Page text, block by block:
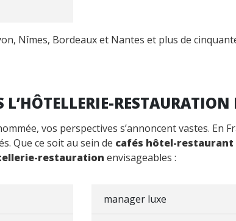
Nîmes, Bordeaux et Nantes et plus de
vos perspectives s’annoncent vastes. En
Que ce soit au sein de cafés hôtel-restaurant
restauration envisageables :
manager luxe